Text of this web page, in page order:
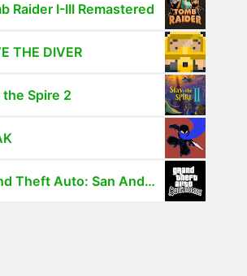
Raider I-III Remastered
THE DIVER
the Spire 2
Grand Theft Auto: San Andreas